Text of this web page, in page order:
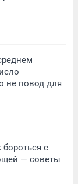
не повод для
с
— советы